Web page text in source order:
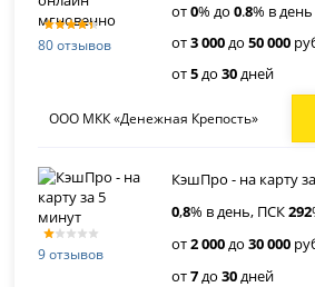
80 отзывов
от0% до0.8% в
от3 000до50 000
от5до30дней
ООО МКК «Денежная Крепость»
9 отзывов
КэшПро - на карту
0,8% в день, ПСК292
от2 000до30 000
от7до30дней